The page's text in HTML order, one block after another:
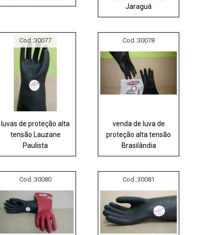
Jaraguá
Cod.:30077
luvas de proteção alta
tensão Lauzane
Paulista
Cod.:30078
venda de luva de
proteção alta tensão
Brasilândia
Cod.:30080 Cod.:30081